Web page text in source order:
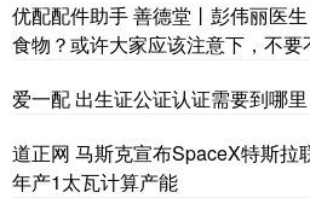
优配配件助手 善德堂丨彭伟丽医
食物？或许大家应该注意下，不
爱一配 出生证公证认证需要到哪
道正网 马斯克宣布SpaceX特斯拉
年产1太瓦计算产能